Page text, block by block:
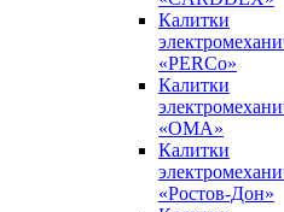
Калитки
«PERCo»
Калитки
«ОМА»
Калитки
«Ростов-Дон»